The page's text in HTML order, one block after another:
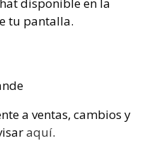
tu pantalla.
a ventas, cambios y
aquí.